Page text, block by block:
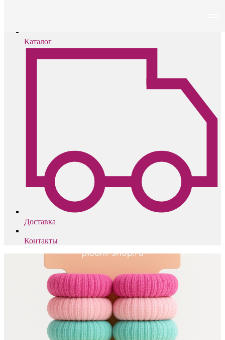
Каталог
Доставка
Контакты